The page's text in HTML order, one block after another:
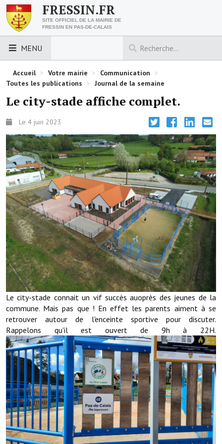
FRESSIN.FR
SITE OFFICIEL DE LA MAIRIE DE
FRESSIN EN PAS-DE-CALAIS
MENU
LES ESSENTIELS
Découvrez Fressin
Urbanisme
Nous contacter
Horaires de la mairie
Les foulées fressinoises
ACCÈS RAPIDE
Démarches administratives
Projets et travaux en cours
Fêtes et manifestations
Numéros d'urgence
Terrains et maisons à vendre
VOTRE MAIRIE
Elus et agents
L'équipe municipale
Le personnel municipal
Les moyens financiers
Accueil > Votre mairie > Communication >
Toutes les publications > Journal de la semaine
Le city-stade affiche complet.
Le 4 juin 2023
Le city-stade connait un vif succès auoprès des jeunes de la
commune. Mais pas que ! En effet les parents aiment à se
retrouver autour de l'enceinte sportive pour discuter.
Rappelons qu'il est ouvert de 9h à 22H.